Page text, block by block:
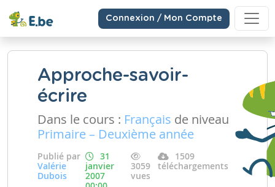
Connexion / Mon Compte
Approche-savoir-
écrire
Dans le cours : Français de niveau
Primaire – Deuxième année
Publié par
Valérie
Dubois
31
janvier
2007
3059
vues
1509
téléchargements